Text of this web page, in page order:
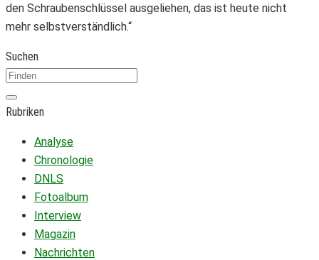
den Schraubenschlüssel ausgeliehen, das ist heute nicht
mehr selbstverständlich.“
Suchen
Rubriken
Analyse
Chronologie
DNLS
Fotoalbum
Interview
Magazin
Nachrichten